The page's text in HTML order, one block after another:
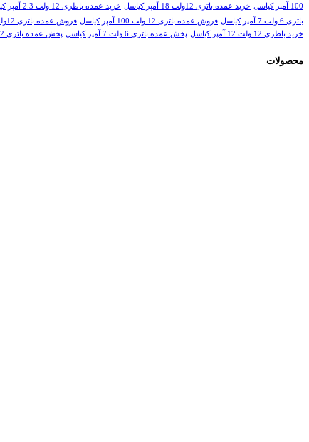
100 آمپر کیاسل خرید عمده باتری 12ولت 18 آمپر کیاسل خرید عمده باطری 12 ولت 2.3 آمپر کیاسل
باتری 6 ولت 7 آمپر کیاسل
فروش عمده باتری 12 ولت 100 آمپر کیاسل فروش عمده باتری 12ولت 18 آمپر کیاسل
خرید باطری 12 ولت 12 آمپر کیاسل
پخش عمده باتری 6 ولت 7 آمپر کیاسل پخش عمده باتری 12ولت 18 آمپر کیاسل
محصولات